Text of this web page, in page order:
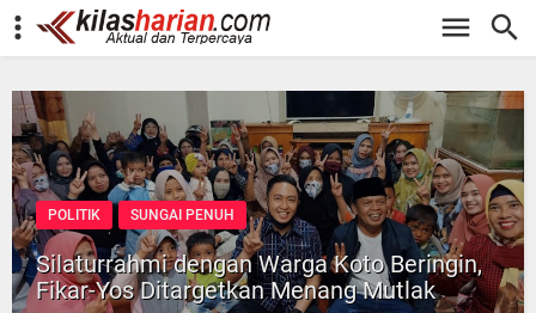
-->
POLITIK SUNGAI PENUH
Silaturrahmi dengan Warga Koto Beringin,
Fikar-Yos Ditargetkan Menang Mutlak